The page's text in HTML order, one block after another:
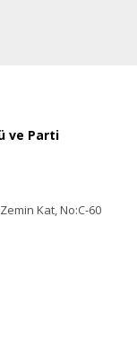
ve Parti
Kat, No:C-60